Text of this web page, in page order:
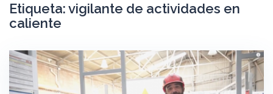
Etiqueta:vigilante de actividades en
caliente